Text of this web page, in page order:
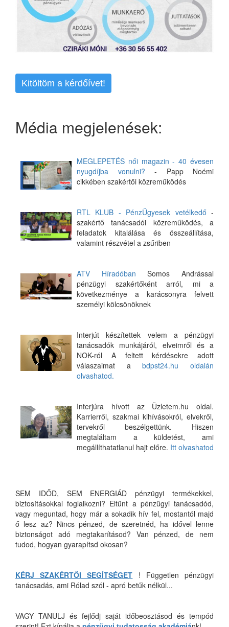
Kitöltöm a kérdőívet!
Média megjelenések:
MEGLEPETÉS női magazin - 40 évesen
nyugdíjba vonulni? - Papp Noémi
cikkében szakértői közreműködés
RTL KLUB - PénzÜgyesek vetélkedő -
szakértő tanácsadói közreműködés, a
feladatok kitalálása és összeállítása,
valamint részvétel a zsűriben
ATV Híradóban Somos Andrással
pénzügyi szakértőként arról, mi a
következménye a karácsonyra felvett
személyi kölcsönöknek
Interjút készítettek velem a pénzügyi
tanácsadók munkájáról, elveimről és a
NOK-ról A feltett kérdésekre adott
válaszaimat abdpst24.hu oldalán
olvashatod.
Interjúra hívott az Üzletem.hu oldal.
Karrierről, szakmai kihívásokról, elvekről,
tervekről beszélgettünk. Hiszen
megtaláltam a küldetést, ami
megállíthatatlanul hajt előre. Itt olvashatod
SEM IDŐD, SEM ENERGIÁD pénzügyi termékekkel,
biztosításokkal foglalkozni? Eltűnt a pénzügyi tanácsadód,
vagy meguntad, hogy már a sokadik hív fel, mostantól majd
ő lesz az? Nincs pénzed, de szeretnéd, ha idővel lenne
biztonságot adó megtakarításod? Van pénzed, de nem
tudod, hogyan gyarapítsd okosan?
KÉRJ SZAKÉRTŐI SEGÍTSÉGET ! Független pénzügyi
tanácsadás, ami Rólad szól - apró betűk nélkül...
VAGY TANULJ és fejlődj saját időbeosztásod és tempód